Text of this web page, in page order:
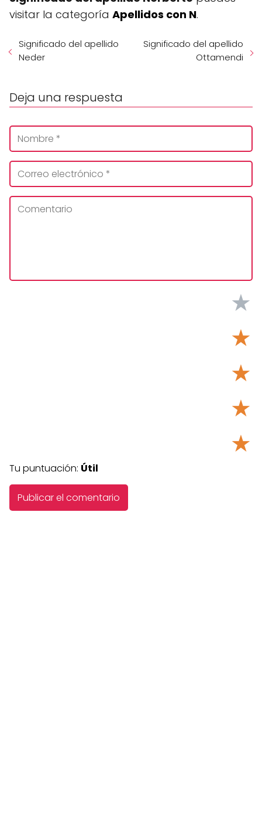
visitar la categoría Apellidos con N.
Significado del apellido
Neder
Significado del apellido
Ottamendi
Deja una respuesta
★
★
★
★
★
Tu puntuación: Útil